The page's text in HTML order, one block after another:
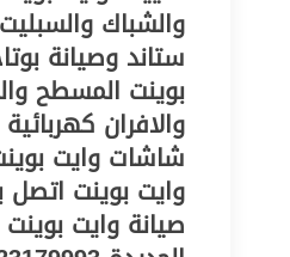
والشباك
ستاند وصيانة
بوينت المسطح
والافران
شاشات وايت
وايت بوينت اتصل
صيانة وايت بوينت